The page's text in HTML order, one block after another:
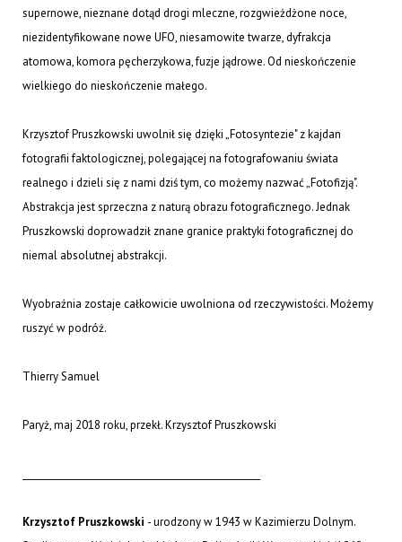
supernowe, nieznane dotąd drogi mleczne, rozgwieżdżone noce,
niezidentyfikowane nowe UFO, niesamowite twarze, dyfrakcja
atomowa, komora pęcherzykowa, fuzje jądrowe. Od nieskończenie
wielkiego do nieskończenie małego.
Krzysztof Pruszkowski uwolnił się dzięki „Fotosyntezie" z kajdan
fotografii faktologicznej, polegającej na fotografowaniu świata
realnego i dzieli się z nami dziś tym, co możemy nazwać „Fotofizją".
Abstrakcja jest sprzeczna z naturą obrazu fotograficznego. Jednak
Pruszkowski doprowadził znane granice praktyki fotograficznej do
niemal absolutnej abstrakcji.
Wyobraźnia zostaje całkowicie uwolniona od rzeczywistości. Możemy
ruszyć w podróż.
Thierry Samuel
Paryż, maj 2018 roku, przekł. Krzysztof Pruszkowski
Krzysztof Pruszkowski - urodzony w 1943 w Kazimierzu Dolnym.